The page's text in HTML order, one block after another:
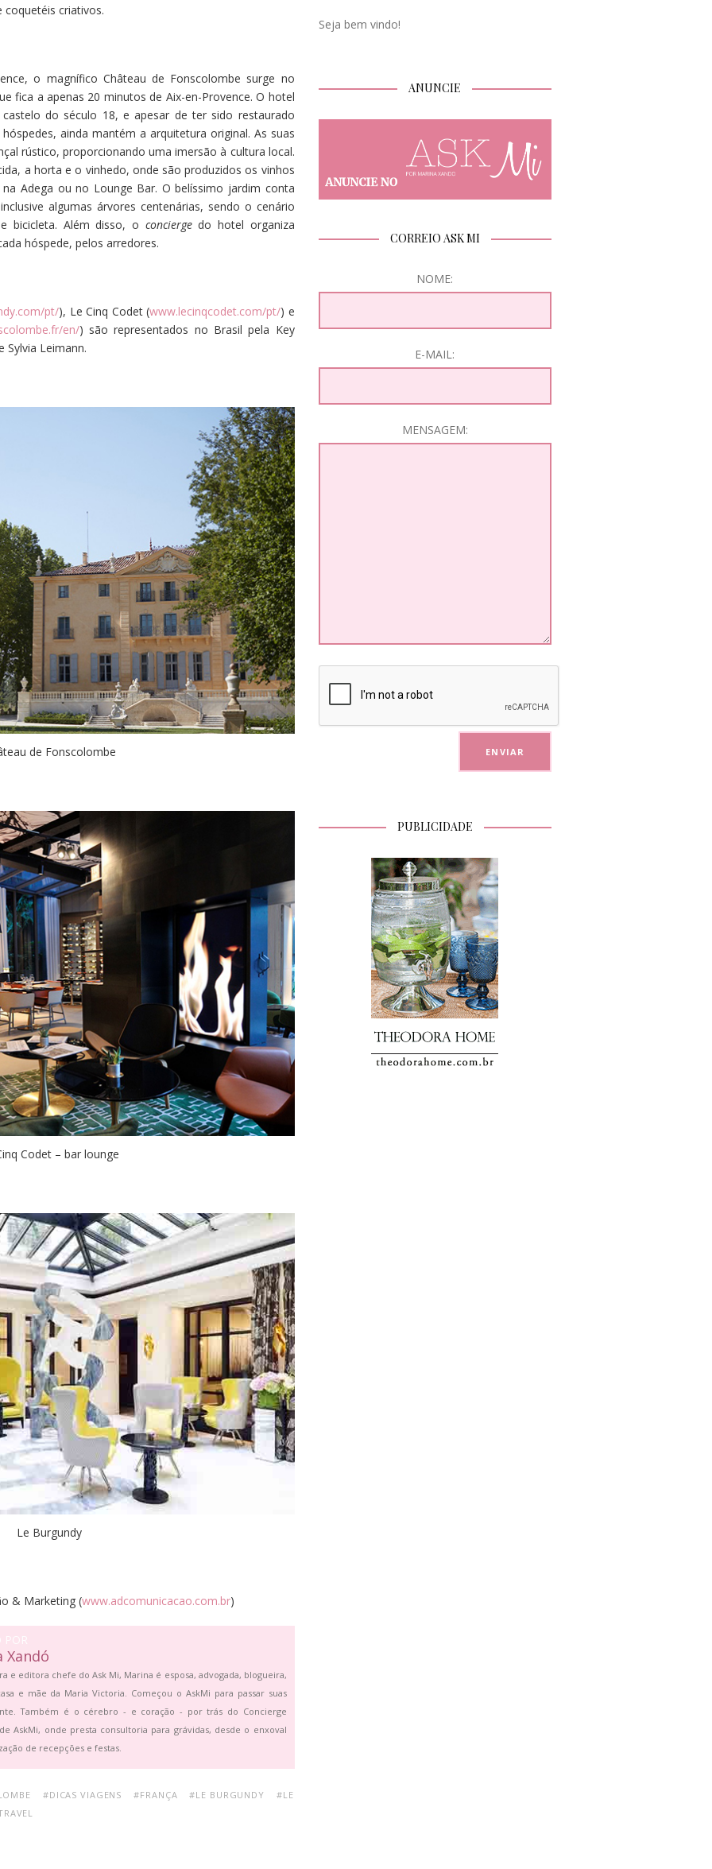
coquetéis criativos.
o magnífico Château de Fonscolombe surge no
fica a apenas 20 minutos de Aix-en-Provence. O hotel
do século 18, e apesar de ter sido restaurado
ainda mantém a arquitetura original. As suas
rústico, proporcionando uma imersão à cultura local.
a horta e o vinhedo, onde são produzidos os vinhos
na Adega ou no Lounge Bar. O belíssimo jardim conta
algumas árvores centenárias, sendo o cenário
bicicleta. Além disso, o conciergedo hotel organiza
hóspede, pelos arredores.
pt/), Le Cinq Codet (www.lecinqcodet.com/pt/) e
en/) são representados no Brasil pela Key
Sylvia Leimann.
de Fonscolombe
Codet – bar lounge
Le Burgundy
& Marketing (www.adcomunicacao.com.br)
POR
Xandó
e editora chefe do Ask Mi, Marina é esposa, advogada, blogueira,
e mãe da Maria Victoria. Começou o AskMi para passar suas
Também é o cérebro - e coração - por trás do Concierge
AskMi, onde presta consultoria para grávidas, desde o enxoval
de recepções e festas.
#DICAS VIAGENS #FRANÇA #LE BURGUNDY
#LE
Seja bem vindo!
ANUNCIE
CORREIO ASK MI
NOME:
E-MAIL:
MENSAGEM:
PUBLICIDADE